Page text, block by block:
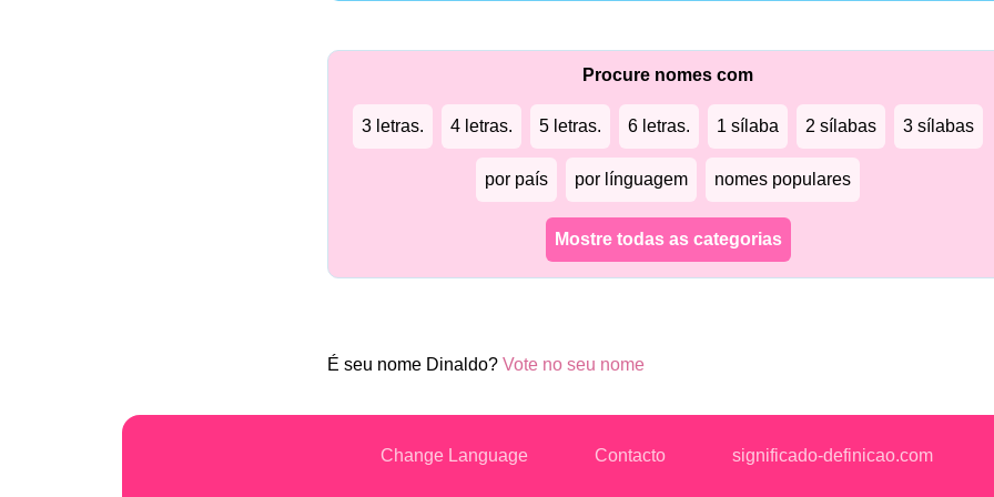
Procure nomes com
3 letras. 4 letras. 5 letras. 6 letras. 1 sílaba 2 sílabas 3 sílabas
por país por línguagem nomes populares
Mostre todas as categorias
É seu nome Dinaldo? Vote no seu nome
Change Language Contacto significado-definicao.com